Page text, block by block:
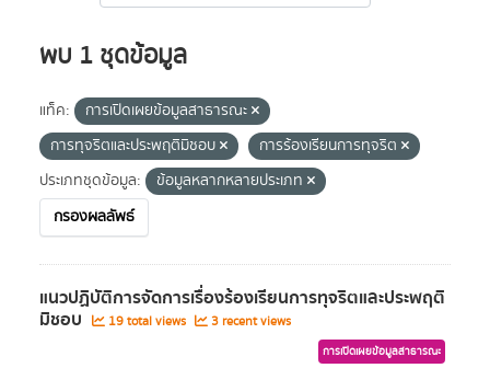
พบ 1 ชุดข้อมูล
แท็ค:
การเปิดเผยข้อมูลสาธารณะ
การทุจริตและประพฤติมิชอบ
การร้องเรียนการทุจริต
ประเภทชุดข้อมูล:
ข้อมูลหลากหลายประเภท
กรองผลลัพธ์
แนวปฏิบัติการจัดการเรื่องร้องเรียนการทุจริตและประพฤติ
มิชอบ 19 total views 3 recent views
การเปิดเผยข้อมูลสาธารณะ